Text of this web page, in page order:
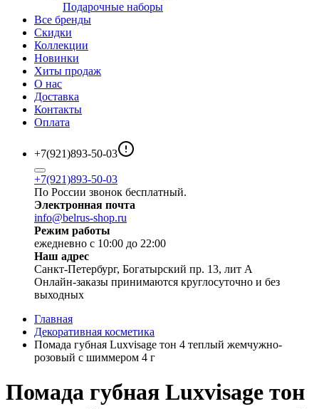
Подарочные наборы
Все бренды
Скидки
Коллекции
Новинки
Хиты продаж
О нас
Доставка
Контакты
Оплата
+7(921)893-50-03
+7(921)893-50-03
По России звонок бесплатный.
Электронная почта
info@belrus-shop.ru
Режим работы
ежедневно с 10:00 до 22:00
Наш адрес
Санкт-Петербург, Богатырский пр. 13, лит А
Онлайн-заказы принимаются круглосуточно и без
выходных
Главная
Декоративная косметика
Помада губная Luxvisage тон 4 теплый жемчужно-
розовый с шиммером 4 г
Помада губная Luxvisage тон